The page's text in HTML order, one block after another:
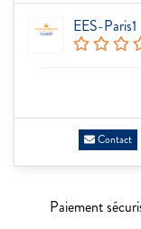
EES-Paris1
Contact
Paiement